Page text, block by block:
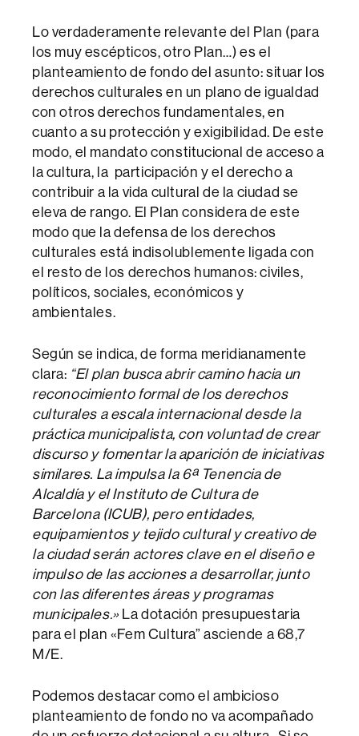
Lo verdaderamente relevante del Plan (para
los muy escépticos, otro Plan…) es el
planteamiento de fondo del asunto: situar los
derechos culturales en un plano de igualdad
con otros derechos fundamentales, en
cuanto a su protección y exigibilidad. De este
modo, el mandato constitucional de acceso a
la cultura, la participación y el derecho a
contribuir a la vida cultural de la ciudad se
eleva de rango. El Plan considera de este
modo que la defensa de los derechos
culturales está indisolublemente ligada con
el resto de los derechos humanos: civiles,
políticos, sociales, económicos y
ambientales.
Según se indica, de forma meridianamente
clara: “El plan busca abrir camino hacia un
reconocimiento formal de los derechos
culturales a escala internacional desde la
práctica municipalista, con voluntad de crear
discurso y fomentar la aparición de iniciativas
similares. La impulsa la 6ª Tenencia de
Alcaldía y el Instituto de Cultura de
Barcelona (ICUB), pero entidades,
equipamientos y tejido cultural y creativo de
la ciudad serán actores clave en el diseño e
impulso de las acciones a desarrollar, junto
con las diferentes áreas y programas
municipales.» La dotación presupuestaria
para el plan «Fem Cultura” asciende a 68,7
M/E.
Podemos destacar como el ambicioso
planteamiento de fondo no va acompañado